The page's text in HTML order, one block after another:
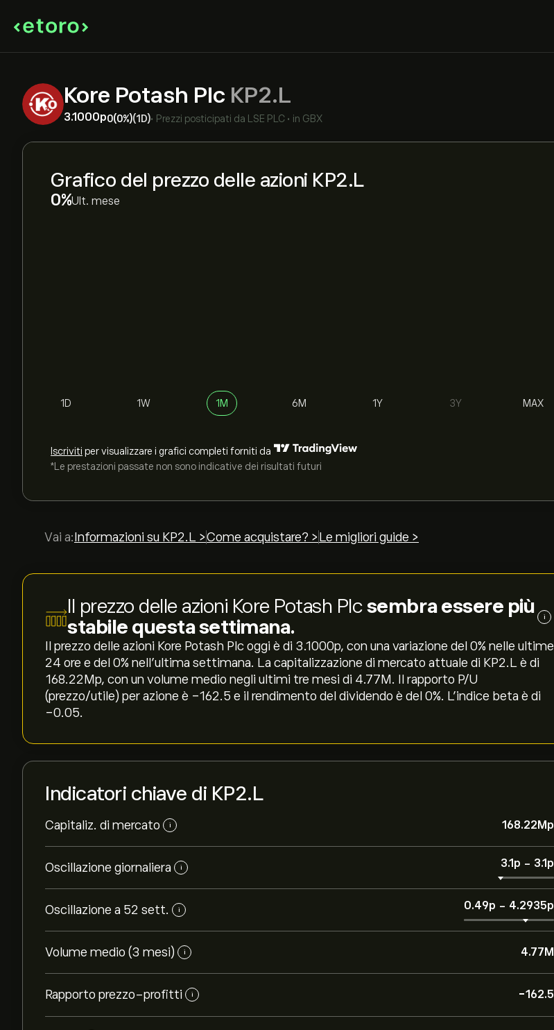
Kore Potash Plc KP2.L
3.1000‎p‎0(0%)(1D)• Prezzi posticipati da LSE PLC • in GBX
Grafico del prezzo delle azioni KP2.L
‎0‎ Ult. mese
1D 1W 1M 6M 1Y 3Y MAX
Iscriviti per visualizzare i grafici completi forniti da
*Le prestazioni passate non sono indicative dei risultati futuri
Vai a: Informazioni su KP2.L >Come acquistare? > Le migliori guide >
Il prezzo delle azioni Kore Potash Plcsembra essere più
stabile questa settimana.
i
Il prezzo delle azioni Kore Potash Plc oggi è di 3.1000‎p‎, con una variazione del ‎0‎% nelle ultime
24 ore e del ‎0‎% nell'ultima settimana. La capitalizzazione di mercato attuale di KP2.L è di
168.22M‎p‎, con un volume medio negli ultimi tre mesi di 4.77M. Il rapporto P/U
(prezzo/utile) per azione è -162.5 e il rendimento del dividendo è del 0%. L'indice beta è di
-0.05.
Indicatori chiave di KP2.L
Capitaliz. di mercato i 168.22M‎p‎
Oscillazione giornaliera i 3.1‎p‎ - 3.1‎p‎
Oscillazione a 52 sett. i 0.49‎p‎ - 4.2935‎p‎
Volume medio (3 mesi) i 4.77M
Rapporto prezzo-profitti i -162.5